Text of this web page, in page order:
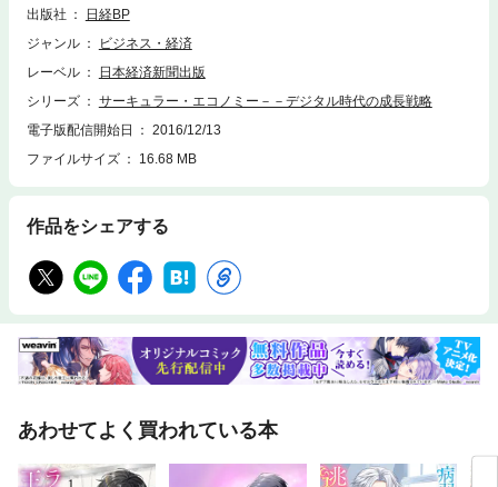
サーキュラー型のサプライチェーン:再生可能な原材料を用いることによ
店舗に設置したIKEA社ほか。2 回収&リサイクル:廃棄を前提にしていた設
備や製品を再利用することで、生産コストや廃棄コストを削減できる。
ード、再販売によって、使用可能な製品を活用する。エンジン部品を再製
造するキャタピラー社ほか。4 シェアリング・プラットフォーム家庭にあ
る製品の8割は、月に1度しか使われていない。消費者は、保有しているモ
ノを貸すことで収入を得られるようになりつつある。廃車アプリを展開す
か。
出版社
日経BP
ジャンル
ビジネス・経済
レーベル
日本経済新聞出版
シリーズ
サーキュラー・エコノミー－－デジタル時代の成長戦略
電子版配信開始日
2016/12/13
ファイルサイズ
16.68 MB
作品をシェアする
あわせてよく買われている本